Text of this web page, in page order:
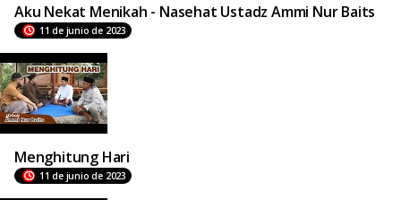
Aku Nekat Menikah - Nasehat Ustadz Ammi Nur Baits
11 de junio de 2023
Menghitung Hari
11 de junio de 2023